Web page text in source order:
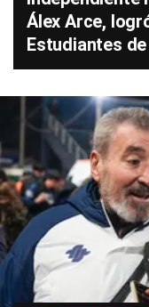
Álex Arce,
Estudiantes